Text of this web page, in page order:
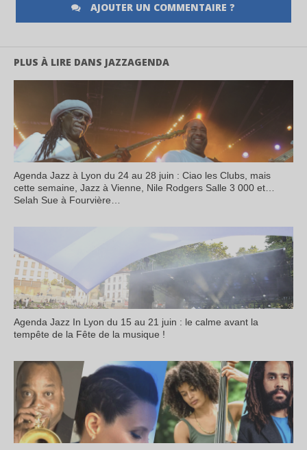
AJOUTER UN COMMENTAIRE ?
PLUS À LIRE DANS JAZZAGENDA
Agenda Jazz à Lyon du 24 au 28 juin : Ciao les Clubs, mais
cette semaine, Jazz à Vienne, Nile Rodgers Salle 3 000 et…
Selah Sue à Fourvière…
Agenda Jazz In Lyon du 15 au 21 juin : le calme avant la
tempête de la Fête de la musique !